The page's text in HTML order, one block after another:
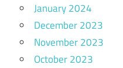
January 2024
December 2023
November 2023
October 2023